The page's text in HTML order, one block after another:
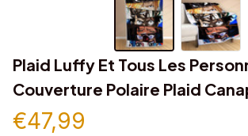
Plaid Luffy Et Tous Les
Couverture Polaire Plaid
€47,99